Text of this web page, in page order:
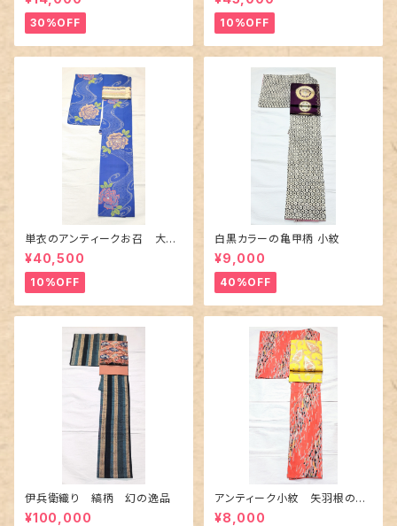
30%OFF 10%OFF
単衣のアンティークお召 大輪
の薔薇柄柄
¥40,500
10%OFF
白黒カラーの亀甲柄 小紋
¥9,000
40%OFF
伊兵衛織り 縞柄 幻の逸品
¥100,000
アンティーク小紋 矢羽根の地
紋に短冊柄 裄６６cm
¥8,000